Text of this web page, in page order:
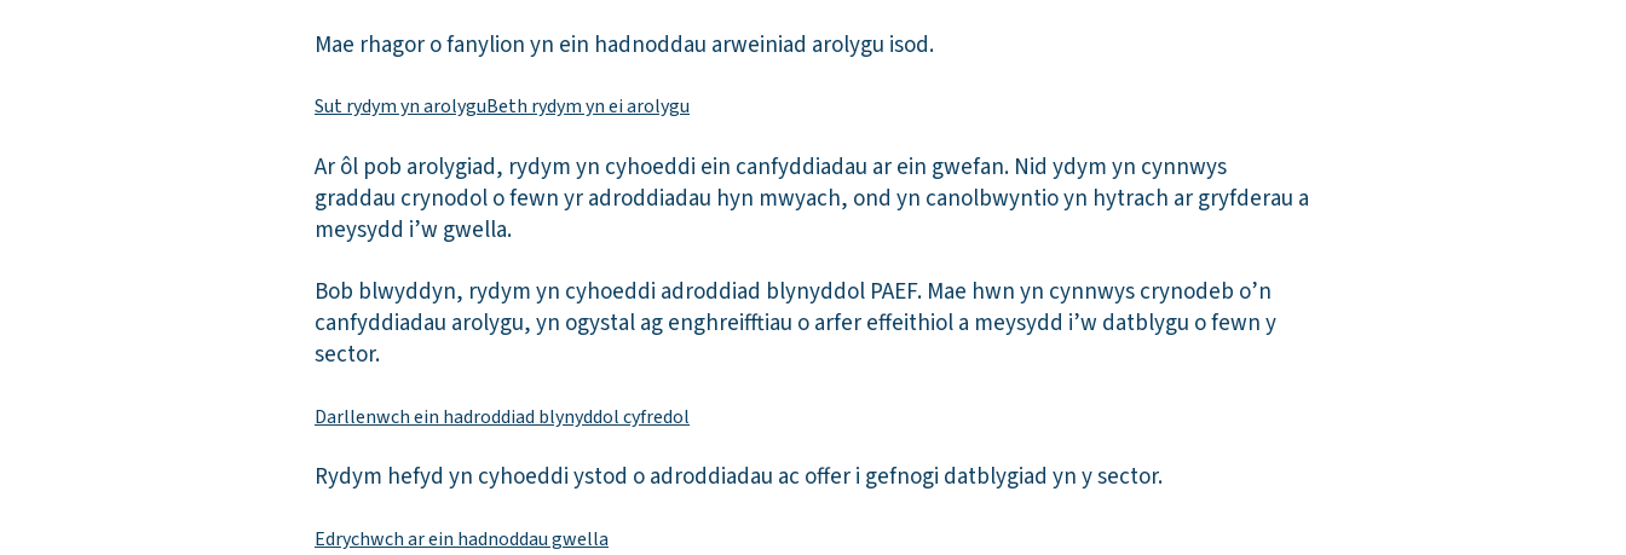
Mae rhagor o fanylion yn ein hadnoddau arweiniad arolygu isod.
Sut rydym yn arolyguBeth rydym yn ei arolygu
Ar ôl pob arolygiad, rydym yn cyhoeddi ein canfyddiadau ar ein gwefan. Nid ydym yn cynnwys
graddau crynodol o fewn yr adroddiadau hyn mwyach, ond yn canolbwyntio yn hytrach ar gryfderau a
meysydd i’w gwella.
Bob blwyddyn, rydym yn cyhoeddi adroddiad blynyddol PAEF. Mae hwn yn cynnwys crynodeb o’n
canfyddiadau arolygu, yn ogystal ag enghreifftiau o arfer effeithiol a meysydd i’w datblygu o fewn y
sector.
Darllenwch ein hadroddiad blynyddol cyfredol
Rydym hefyd yn cyhoeddi ystod o adroddiadau ac offer i gefnogi datblygiad yn y sector.
Edrychwch ar ein hadnoddau gwella